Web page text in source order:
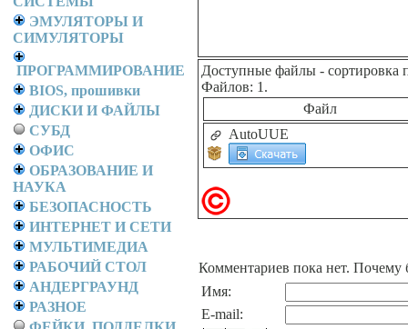
ЭМУЛЯТОРЫ И
СИМУЛЯТОРЫ
ПРОГРАММИРОВАНИЕ
BIOS, прошивки
ДИСКИ И ФАЙЛЫ
СУБД
ОФИС
ОБРАЗОВАНИЕ И
НАУКА
БЕЗОПАСНОСТЬ
ИНТЕРНЕТ И СЕТИ
МУЛЬТИМЕДИА
РАБОЧИЙ СТОЛ
АНДЕРГРАУНД
РАЗНОЕ
Доступные файлы - сортировка
Файлов: 1.
Файл
AutoUUE
Комментариев пока нет. Почему
Имя:
E-mail: